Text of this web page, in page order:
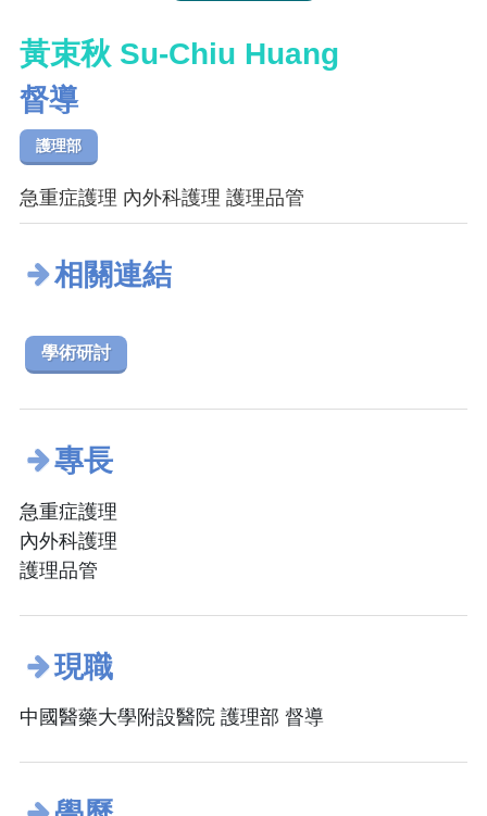
黃束秋 Su-Chiu Huang
督導
護理部
急重症護理 內外科護理 護理品管
相關連結
學術研討
專長
急重症護理
內外科護理
護理品管
現職
中國醫藥大學附設醫院 護理部 督導